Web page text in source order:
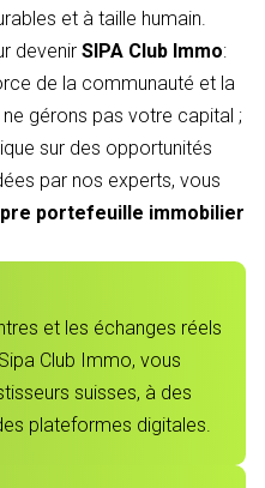
et à taille humain.
devenir SIPA Club Immo:
de la communauté et la
gérons pas votre capital ;
sur des opportunités
par nos experts, vous
portefeuille immobilier
et les échanges réels
Club Immo, vous
suisses, à des
plateformes digitales.